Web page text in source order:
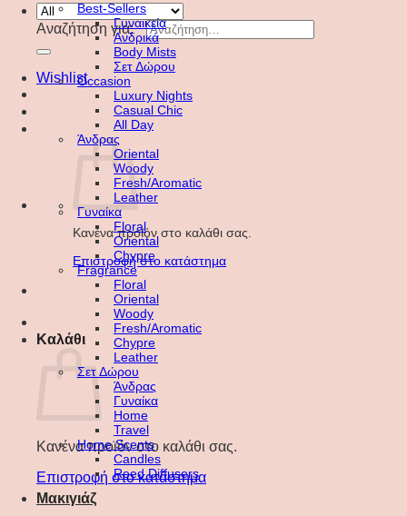
Αναζήτηση για:
Wishlist
Κανένα προϊόν στο καλάθι σας.
Επιστροφή στο κατάστημα
Καλάθι
Κανένα προϊόν στο καλάθι σας.
Επιστροφή στο κατάστημα
Best-Sellers
Γυναικεία
Ανδρικά
Body Mists
Σετ Δώρου
Occasion
Luxury Nights
Casual Chic
All Day
Άνδρας
Oriental
Woody
Fresh/Aromatic
Leather
Γυναίκα
Floral
Oriental
Chypre
Fragrance
Floral
Oriental
Woody
Fresh/Aromatic
Chypre
Leather
Σετ Δώρου
Άνδρας
Γυναίκα
Home
Travel
Home Scents
Candles
Reed Diffusers
Μακιγιάζ